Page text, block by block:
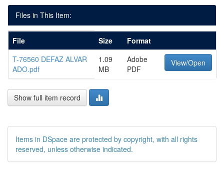
Files in This Item:
File Size
Format
T-76560 DEFAZ ALVAR
ADO.pdf
1.09
MB
Adobe
PDF
View/Open
Show full item record
Items in DSpace are protected by copyright, with all rights
reserved, unless otherwise indicated.